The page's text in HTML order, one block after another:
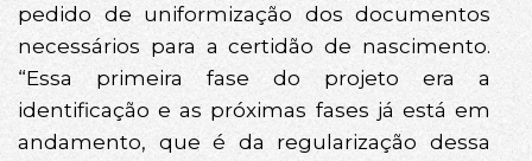
pedido de uniformização dos documentos
necessários para a certidão de nascimento.
“Essa primeira fase do projeto era a
identificação e as próximas fases já está em
andamento, que é da regularização dessa